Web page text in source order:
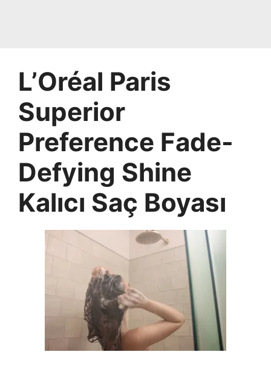
L’Oréal Paris
Superior
Preference Fade-
Defying Shine
Kalıcı Saç Boyası